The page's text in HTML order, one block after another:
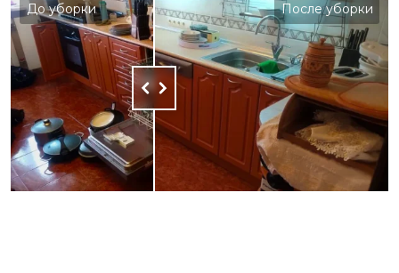
До уборки После уборки